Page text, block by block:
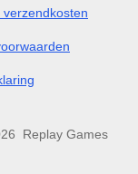
Replay Games